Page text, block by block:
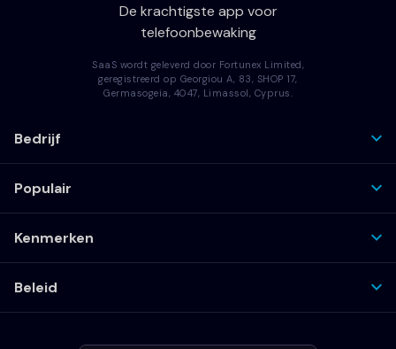
De krachtigste app voor
telefoonbewaking
SaaS wordt geleverd door Fortunex Limited,
geregistreerd op Georgiou A, 83, SHOP 17,
Germasogeia, 4047, Limassol, Cyprus.
Bedrijf
Populair
Kenmerken
Beleid